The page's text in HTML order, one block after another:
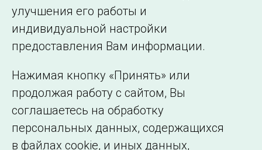
©2005–2026 АО «СО ЕЭС»
Филиалы и
представительства
образовательной
организации
улучшения его работы и
индивидуальной настройки
предоставления Вам информации.
Нажимая кнопку «Принять» или
продолжая работу с сайтом, Вы
соглашаетесь на обработку
персональных данных, содержащихся
в файлах cookie, и иных данных,